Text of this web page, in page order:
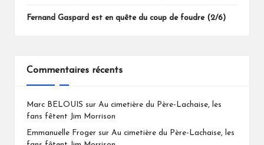
Fernand Gaspard est en quête du coup de foudre (2/6)
Commentaires récents
Marc BELOUIS sur Au cimetière du Père-Lachaise, les
fans fêtent Jim Morrison
Emmanuelle Froger sur Au cimetière du Père-Lachaise, les